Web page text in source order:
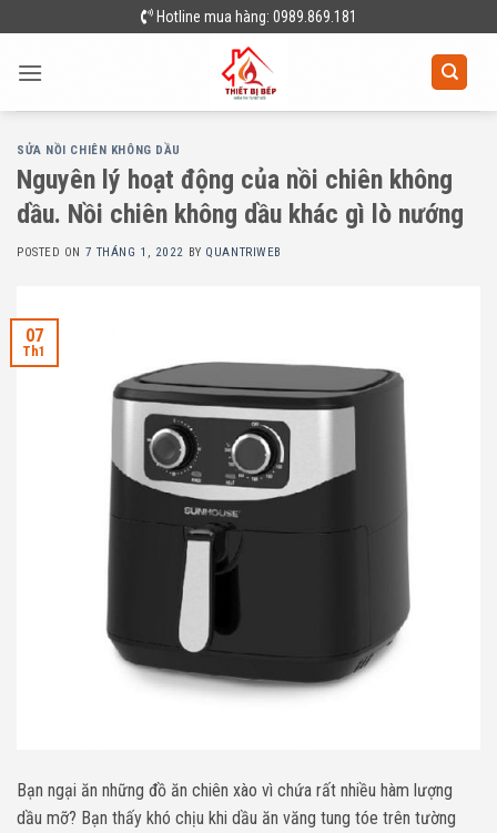
to
content
Hotline mua hàng: 0989.869.181
SỬA NỒI CHIÊN KHÔNG DẦU
Nguyên lý hoạt động của nồi chiên không
dầu. Nồi chiên không dầu khác gì lò nướng
POSTED ON 7 THÁNG 1, 2022 BY QUANTRIWEB
07
Th1
Bạn ngại ăn những đồ ăn chiên xào vì chứa rất nhiều hàm lượng
dầu mỡ? Bạn thấy khó chịu khi dầu ăn văng tung tóe trên tường